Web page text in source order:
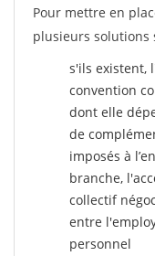
Pour mettre en
plusieurs solutions
s'ils existent,
convention
dont elle
de
imposés à
branche,
collectif
entre
personnel